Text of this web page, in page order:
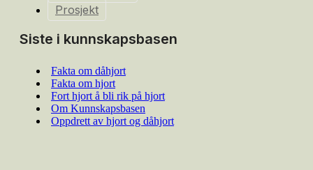
Prosjekt
Siste i kunnskapsbasen
Fakta om dåhjort
Fakta om hjort
Fort hjort å bli rik på hjort
Om Kunnskapsbasen
Oppdrett av hjort og dåhjort